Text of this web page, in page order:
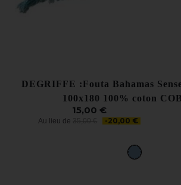
DEGRIFFE :Fouta Bahamas
100x180 100% coton
15,00 €
Au lieu de -20,00 €